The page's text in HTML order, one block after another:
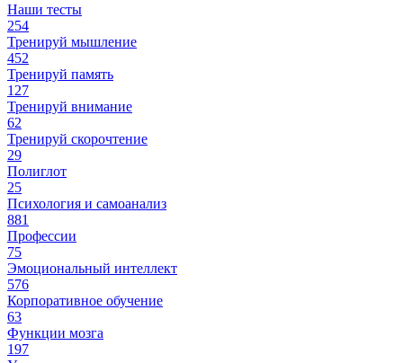
Наши тесты
254
Тренируй мышление
452
Тренируй память
127
Тренируй внимание
62
Тренируй скорочтение
29
Полиглот
25
Психология и самоанализ
881
Профессии
75
Эмоциональный интеллект
576
Корпоративное обучение
63
Функции мозга
197